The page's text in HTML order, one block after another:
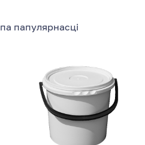
па папулярнасці